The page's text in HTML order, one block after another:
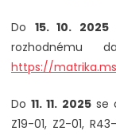
Do 15. 10. 2025
https://
Do11. 11. 2025se
Z19-01, Z2-01,